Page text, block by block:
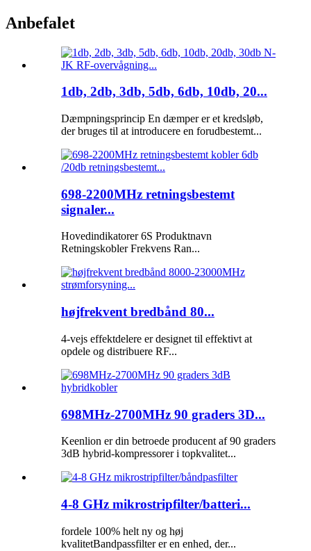
Anbefalet
1db, 2db, 3db, 5db, 6db, 10db, 20...
Dæmpningsprincip En dæmper er et kredsløb,
der bruges til at introducere en forudbestemt...
698-2200MHz retningsbestemt
signaler...
Hovedindikatorer 6S Produktnavn
Retningskobler Frekvens Ran...
højfrekvent bredbånd 80...
4-vejs effektdelere er designet til effektivt at
opdele og distribuere RF...
698MHz-2700MHz 90 graders 3D...
Keenlion er din betroede producent af 90 graders
3dB hybrid-kompressorer i topkvalitet...
4-8 GHz mikrostripfilter/batteri...
fordele 100% helt ny og høj
kvalitetBandpassfilter er en enhed, der...